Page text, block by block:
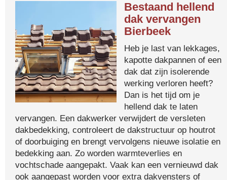
Bestaand hellend
dak vervangen
Bierbeek
Heb je last van lekkages,
kapotte dakpannen of een
dak dat zijn isolerende
werking verloren heeft?
Dan is het tijd om je
hellend dak te laten
vervangen. Een dakwerker verwijdert de versleten
dakbedekking, controleert de dakstructuur op houtrot
of doorbuiging en brengt vervolgens nieuwe isolatie en
bedekking aan. Zo worden warmteverlies en
vochtschade aangepakt. Vaak kan een vernieuwd dak
ook aangepast worden voor extra dakvensters of